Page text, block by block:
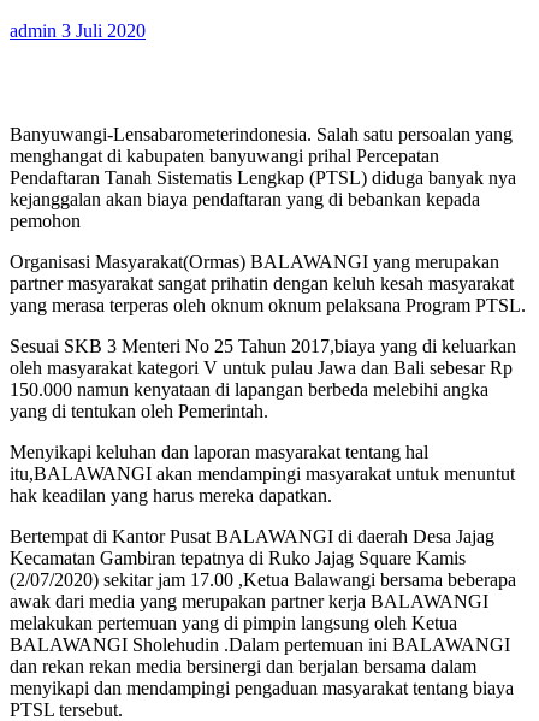
admin 3 Juli 2020
Banyuwangi-Lensabarometerindonesia. Salah satu persoalan yang
menghangat di kabupaten banyuwangi prihal Percepatan
Pendaftaran Tanah Sistematis Lengkap (PTSL) diduga banyak nya
kejanggalan akan biaya pendaftaran yang di bebankan kepada
pemohon
Organisasi Masyarakat(Ormas) BALAWANGI yang merupakan
partner masyarakat sangat prihatin dengan keluh kesah masyarakat
yang merasa terperas oleh oknum oknum pelaksana Program PTSL.
Sesuai SKB 3 Menteri No 25 Tahun 2017,biaya yang di keluarkan
oleh masyarakat kategori V untuk pulau Jawa dan Bali sebesar Rp
150.000 namun kenyataan di lapangan berbeda melebihi angka
yang di tentukan oleh Pemerintah.
Menyikapi keluhan dan laporan masyarakat tentang hal
itu,BALAWANGI akan mendampingi masyarakat untuk menuntut
hak keadilan yang harus mereka dapatkan.
Bertempat di Kantor Pusat BALAWANGI di daerah Desa Jajag
Kecamatan Gambiran tepatnya di Ruko Jajag Square Kamis
(2/07/2020) sekitar jam 17.00 ,Ketua Balawangi bersama beberapa
awak dari media yang merupakan partner kerja BALAWANGI
melakukan pertemuan yang di pimpin langsung oleh Ketua
BALAWANGI Sholehudin .Dalam pertemuan ini BALAWANGI
dan rekan rekan media bersinergi dan berjalan bersama dalam
menyikapi dan mendampingi pengaduan masyarakat tentang biaya
PTSL tersebut.